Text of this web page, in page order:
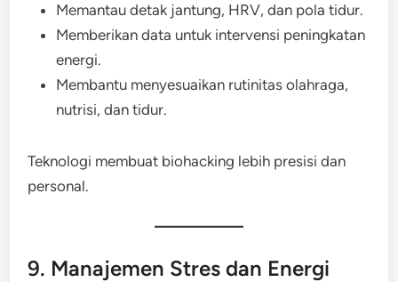
Memantau detak jantung, HRV, dan pola tidur.
Memberikan data untuk intervensi peningkatan
energi.
Membantu menyesuaikan rutinitas olahraga,
nutrisi, dan tidur.
Teknologi membuat biohacking lebih presisi dan
personal.
9. Manajemen Stres dan Energi